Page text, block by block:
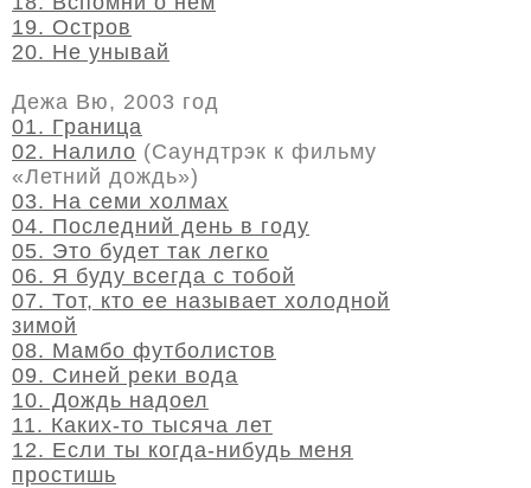
19. Остров
20. Не унывай
Дежа Вю, 2003 год
01. Граница
02. Налило (Саундтрэк к фильму
«Летний дождь»)
03. На семи холмах
04. Последний день в году
05. Это будет так легко
06. Я буду всегда с тобой
07. Тот, кто ее называет холодной
зимой
08. Мамбо футболистов
09. Синей реки вода
10. Дождь надоел
11. Каких-то тысяча лет
12. Если ты когда-нибудь меня
простишь